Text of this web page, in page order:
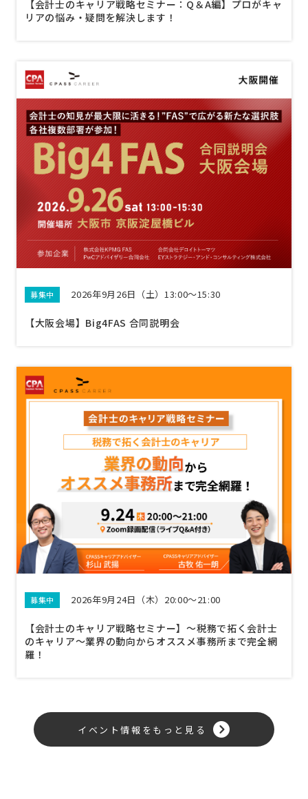
【会計士のキャリア戦略セミナー：Q＆A編】プロがキャ
リアの悩み・疑問を解決します！
募集中 2026年9月26日（土）13:00〜15:30
【大阪会場】Big4FAS 合同説明会
募集中 2026年9月24日（木）20:00～21:00
【会計士のキャリア戦略セミナー】〜税務で拓く会計士
のキャリア〜業界の動向からオススメ事務所まで完全網
羅！
イベント情報をもっと見る